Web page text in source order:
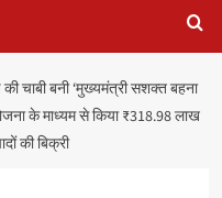
चाबी बनी ‘मुख्यमंत्री सशक्त बहना
के माध्यम से किया ₹318.98 लाख
की बिक्री